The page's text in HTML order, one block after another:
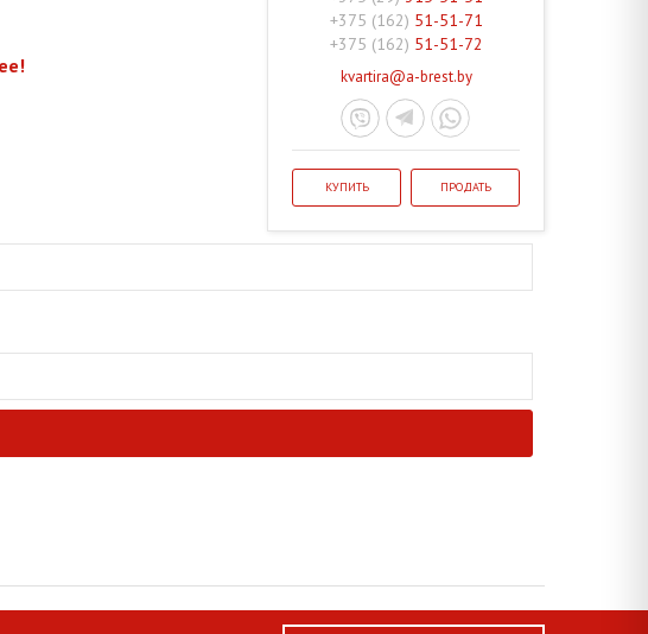
+375 (162) 51-51-71
+375 (162) 51-51-72
kvartira@a-brest.by
КУПИТЬ ПРОДАТЬ